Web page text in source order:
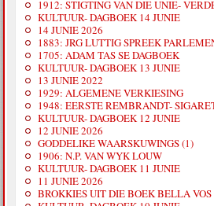
1912: STIGTING VAN DIE UNIE-
KULTUUR- DAGBOEK 14 JUNIE
14 JUNIE 2026
1883: JRG LUTTIG SPREEK
1705: ADAM TAS SE DAGBOEK
KULTUUR- DAGBOEK 13 JUNIE
13 JUNIE 2022
1929: ALGEMENE VERKIESING
1948: EERSTE REMBRANDT-
KULTUUR- DAGBOEK 12 JUNIE
12 JUNIE 2026
GODDELIKE WAARSKUWINGS (1)
1906: N.P. VAN WYK LOUW
KULTUUR- DAGBOEK 11 JUNIE
11 JUNIE 2026
BROKKIES UIT DIE BOEK BELLA VOS